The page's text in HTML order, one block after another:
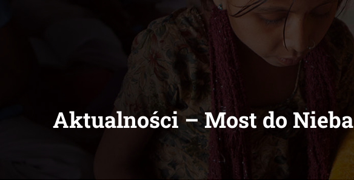
Aktualności – Most do Nieba